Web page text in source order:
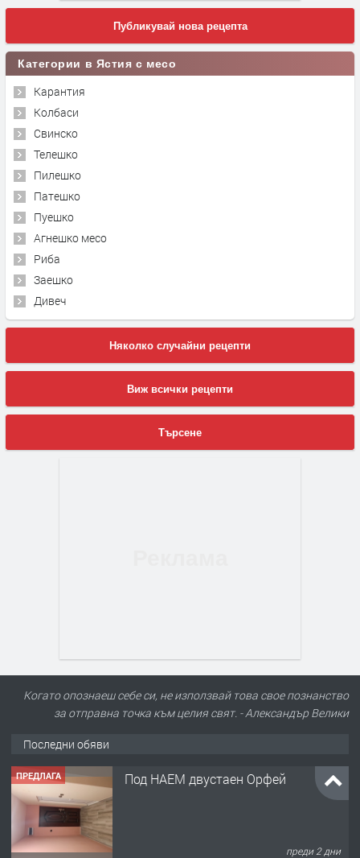
Публикувай нова рецепта
Категории в Ястия с месо
Карантия
Колбаси
Свинско
Телешко
Пилешко
Патешко
Пуешко
Агнешко месо
Риба
Заешко
Дивеч
Няколко случайни рецепти
Виж всички рецепти
Търсене
Когато опознаеш себе си, не използвай това свое познанство
за отправна точка към целия свят. - Александър Велики
Последни обяви
ПРЕДЛАГА Под НАЕМ двустаен Орфей
преди 2 дни